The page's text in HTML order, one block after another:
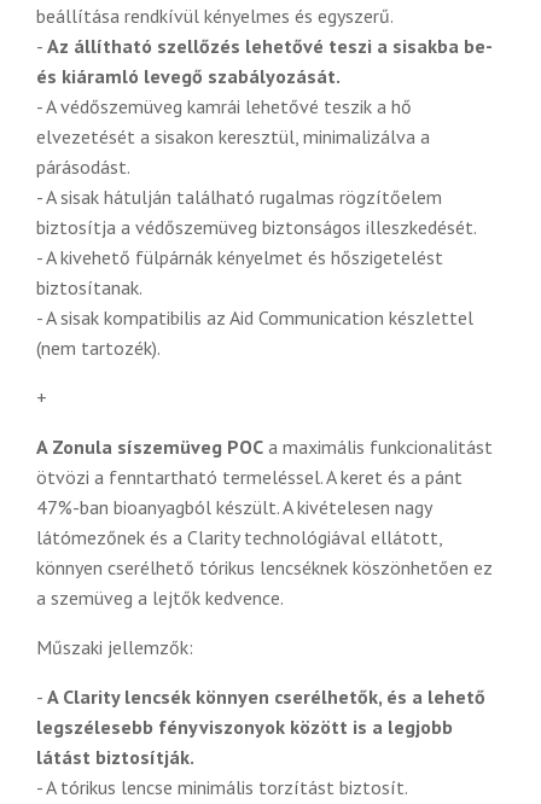
beállítása rendkívül kényelmes és egyszerű.
- Az állítható szellőzés lehetővé teszi a sisakba be-
és kiáramló levegő szabályozását.
- A védőszemüveg kamrái lehetővé teszik a hő
elvezetését a sisakon keresztül, minimalizálva a
párásodást.
- A sisak hátulján található rugalmas rögzítőelem
biztosítja a védőszemüveg biztonságos illeszkedését.
- A kivehető fülpárnák kényelmet és hőszigetelést
biztosítanak.
- A sisak kompatibilis az Aid Communication készlettel
(nem tartozék).
+
A Zonula síszemüveg POC a maximális funkcionalitást
ötvözi a fenntartható termeléssel. A keret és a pánt
47%-ban bioanyagból készült. A kivételesen nagy
látómezőnek és a Clarity technológiával ellátott,
könnyen cserélhető tórikus lencséknek köszönhetően ez
a szemüveg a lejtők kedvence.
Műszaki jellemzők:
- A Clarity lencsék könnyen cserélhetők, és a lehető
legszélesebb fényviszonyok között is a legjobb
látást biztosítják.
- A tórikus lencse minimális torzítást biztosít.